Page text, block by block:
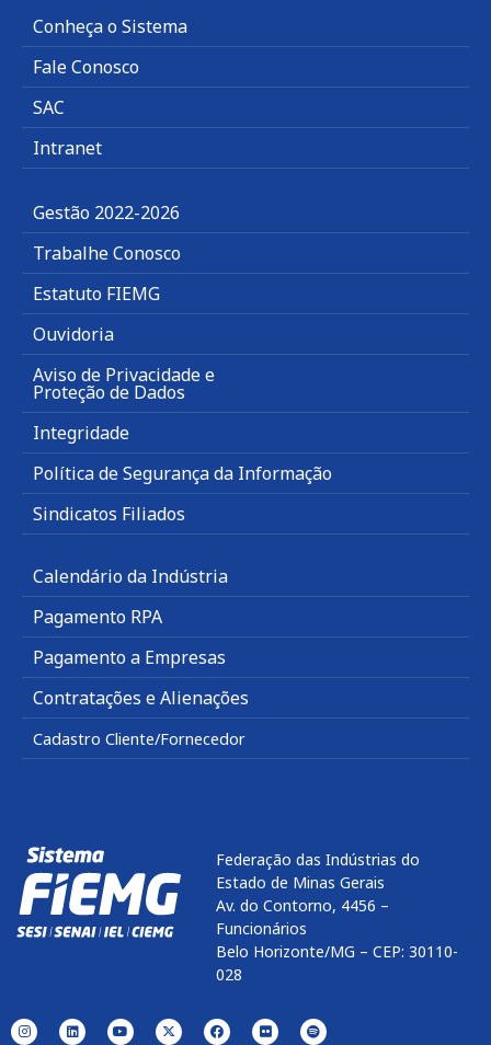
Conheça o Sistema
Fale Conosco
SAC
Intranet
Gestão 2022-2026
Trabalhe Conosco
Estatuto FIEMG
Ouvidoria
Aviso de Privacidade e
Proteção de Dados
Integridade
Política de Segurança da Informação
Sindicatos Filiados
Calendário da Indústria
Pagamento RPA
Pagamento a Empresas
Contratações e Alienações
Cadastro Cliente/Fornecedor
Federação das Indústrias do
Estado de Minas Gerais
Av. do Contorno, 4456 –
Funcionários
Belo Horizonte/MG – CEP: 30110-
028